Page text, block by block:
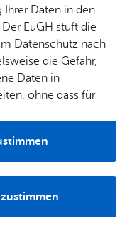
Ihrer Daten in den
Der EuGH stuft die
Datenschutz nach
die Gefahr,
Daten in
ohne dass für